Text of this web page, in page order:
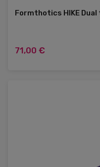
Formthotics HIKE
71,00 €